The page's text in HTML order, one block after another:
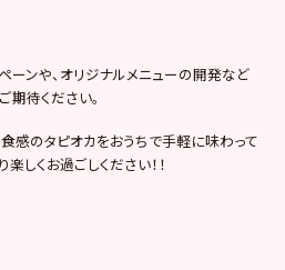
ーンや、オリジナルメニューの開発など
期待ください。
感のタピオカをおうちで手軽に味わって
しくお過ごしください！！